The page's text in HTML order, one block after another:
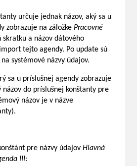
určuje jednak názov, aký sa u
zobrazuje na záložke Pracovné
skratku a názov dátového
tejto agendy. Po update sú
systémové názvy údajov.
sa u príslušnej agendy zobrazuje
do príslušnej konštanty pre
názov je v názve
pre názvy údajov Hlavná
III: